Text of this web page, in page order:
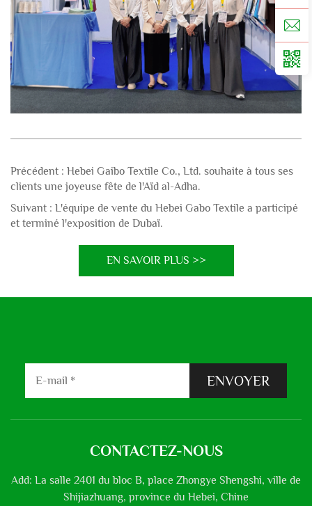
Précédent : Hebei Gaibo Textile Co., Ltd. souhaite à tous ses
clients une joyeuse fête de l'Aïd al-Adha.
Suivant : L'équipe de vente du Hebei Gabo Textile a participé
et terminé l'exposition de Dubaï.
EN SAVOIR PLUS >>
ENVOYER
CONTACTEZ-NOUS
Add: La salle 2401 du bloc B, place Zhongye Shengshi, ville de
Shijiazhuang, province du Hebei, Chine